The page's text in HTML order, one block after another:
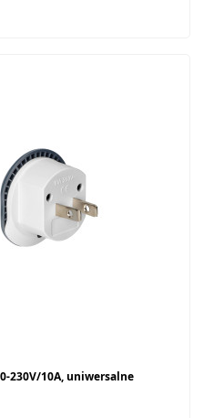
230V/10A, uniwersalne